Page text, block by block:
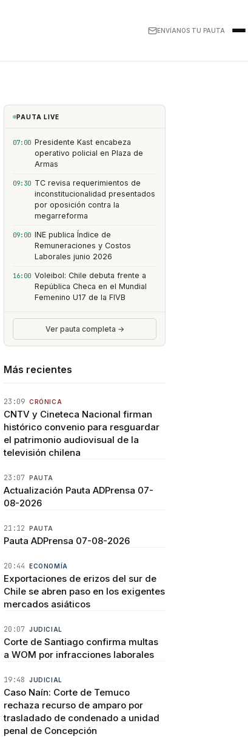
ENVÍANOS TU PAUTA
PAUTA LIVE
07:00 Presidente Kast encabeza
operativo policial en Plaza de
Armas
09:30 TC revisa requerimientos de
inconstitucionalidad presentados
por oposición contra la
megarreforma
09:00 INE publica Índice de
Remuneraciones y Costos
Laborales junio 2026
16:00 Voleibol: Chile debuta frente a
República Checa en el Mundial
Femenino U17 de la FIVB
Ver pauta completa →
Más recientes
23:09 CRÓNICA
CNTV y Cineteca Nacional firman
histórico convenio para resguardar
el patrimonio audiovisual de la
televisión chilena
23:07 PAUTA
Actualización Pauta ADPrensa 07-
08-2026
21:12 PAUTA
Pauta ADPrensa 07-08-2026
20:44 ECONOMÍA
Exportaciones de erizos del sur de
Chile se abren paso en los exigentes
mercados asiáticos
20:07 JUDICIAL
Corte de Santiago confirma multas
a WOM por infracciones laborales
19:48 JUDICIAL
Caso Naín: Corte de Temuco
rechaza recurso de amparo por
trasladado de condenado a unidad
penal de Concepción